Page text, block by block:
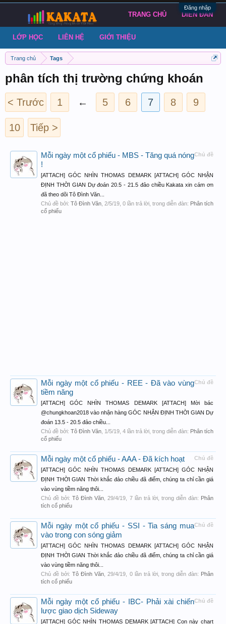
Đăng nhập
Trang chủ Tags
phân tích thị trường chứng khoán
< Trước 1 ← 5 6 7 8 9
10 Tiếp >
Chủ đề
Mỗi ngày một cổ phiếu - MBS - Tăng quá nóng
!
[ATTACH] GÓC NHÌN THOMAS DEMARK [ATTACH] GÓC NHẬN
ĐỊNH THỜI GIAN Dự đoán 20.5 - 21.5 đảo chiều Kakata xin cám ơn
đã theo dõi Tô Đình Văn...
Chủ đề bởi: Tô Đình Văn 2/5/19 , 0 lần trả lời, trong diễn đàn: Phân tích
cổ phiếu
Chủ đề
Mỗi ngày một cổ phiếu - REE - Đã vào vùng
tiềm năng
[ATTACH] GÓC NHÌN THOMAS DEMARK [ATTACH] Mời bác
@chungkhoan2018 vào nhận hàng GÓC NHẬN ĐỊNH THỜI GIAN Dự
đoán 13.5 - 20.5 đảo chiều...
Chủ đề bởi: Tô Đình Văn 1/5/19 , 4 lần trả lời, trong diễn đàn: Phân tích
cổ phiếu
Chủ đề
Mỗi ngày một cổ phiếu - AAA - Đã kích hoạt
[ATTACH] GÓC NHÌN THOMAS DEMARK [ATTACH] GÓC NHẬN
ĐỊNH THỜI GIAN Thời khắc đảo chiều đã điểm, chúng ta chỉ cần giá
vào vùng tiềm năng thôi...
Chủ đề bởi:Tô Đình Văn ,29/4/19 , 7 lần trả lời, trong diễn đàn: Phân
tích cổ phiếu
Chủ đề
Mỗi ngày một cổ phiếu - SSI - Tia sáng mua
vào trong con sóng giảm
[ATTACH] GÓC NHÌN THOMAS DEMARK [ATTACH] GÓC NHẬN
ĐỊNH THỜI GIAN Thời khắc đảo chiều đã điểm, chúng ta chỉ cần giá
vào vùng tiềm năng thôi...
Chủ đề bởi:Tô Đình Văn ,29/4/19 , 0 lần trả lời, trong diễn đàn: Phân
tích cổ phiếu
Chủ đề
Mỗi ngày một cổ phiếu - IBC- Phải xài chiến
lược giao dịch Sideway
[ATTACH] GÓC NHÌN THOMAS DEMARK [ATTACH] Con này chart
TRANG CHỦ DIỄN ĐÀN
LỚP HỌC LIÊN HỆ GIỚI THIỆU